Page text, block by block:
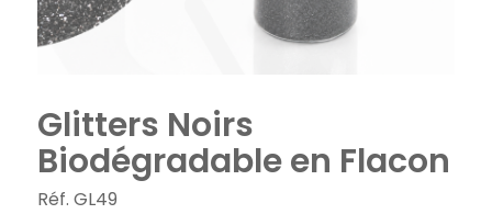
Glitters Noirs
Biodégradable en Flacon
Réf. GL49